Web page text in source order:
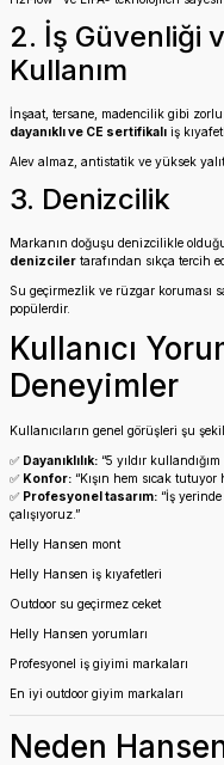
2. İş Güvenliği
Kullanım
İnşaat, tersane, madencilik gibi
dayanıklı ve CE sertifikalı iş
Alev almaz, antistatik ve yüksek
3. Denizcilik
Markanın doğuşu denizcilikle
denizciler tarafından sıkça tercih
Su geçirmezlik ve rüzgar koruması
popülerdir.
Kullanıcı
Deneyimler
Kullanıcıların genel görüşleri şu
✅ Dayanıklılık: “5 yıldır
✅ Konfor: “Kışın hem sıcak tutuyor
✅ Profesyonel tasarım: “İş
çalışıyoruz.”
Helly Hansen mont
Helly Hansen iş kıyafetleri
Outdoor su geçirmez ceket
Helly Hansen yorumları
Profesyonel iş giyimi markaları
En iyi outdoor giyim markaları
Neden